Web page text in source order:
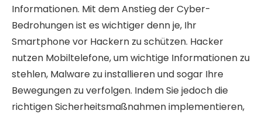
Informationen. Mit dem Anstieg der Cyber-
Bedrohungen ist es wichtiger denn je, Ihr
Smartphone vor Hackern zu schützen. Hacker
nutzen Mobiltelefone, um wichtige Informationen zu
stehlen, Malware zu installieren und sogar Ihre
Bewegungen zu verfolgen. Indem Sie jedoch die
richtigen Sicherheitsmaßnahmen implementieren,